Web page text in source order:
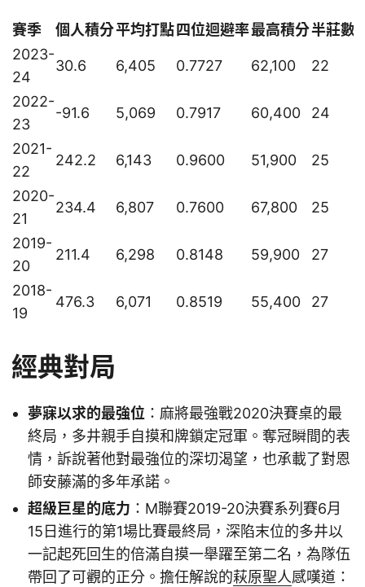
賽季 個人積分平均打點 四位迴避率最高積分半莊數
2023-
24
30.6 6,405 0.7727 62,100 22
2022-
23
-91.6 5,069 0.7917 60,400 24
2021-
22
242.2 6,143 0.9600 51,900 25
2020-
21
234.4 6,807 0.7600 67,800 25
2019-
20
211.4 6,298 0.8148 59,900 27
2018-
19
476.3 6,071 0.8519 55,400 27
經典對局
夢寐以求的最強位 ：麻將最強戰2020決賽桌的最
終局，多井親手自摸和牌鎖定冠軍。奪冠瞬間的表
情，訴說著他對最強位的深切渴望，也承載了對恩
師安藤滿的多年承諾。
超級巨星的底力 ：M聯賽2019-20決賽系列賽6月
15日進行的第1場比賽最終局，深陷末位的多井以
一記起死回生的倍滿自摸一舉躍至第二名，為隊伍
帶回了可觀的正分。擔任解說的萩原聖人感嘆道：